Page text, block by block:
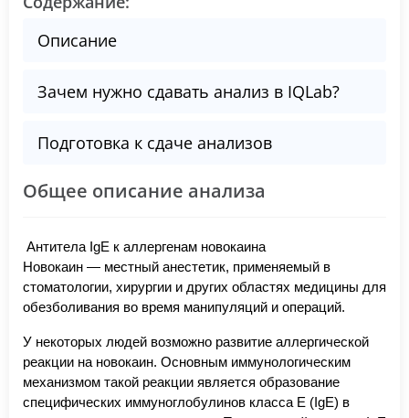
Описание
Зачем нужно сдавать анализ в IQLab?
Подготовка к сдаче анализов
Общее описание анализа
Антитела IgE к аллергенам новокаина
Новокаин — местный анестетик, применяемый в
стоматологии, хирургии и других областях медицины для
обезболивания во время манипуляций и операций.
У некоторых людей возможно развитие аллергической
реакции на новокаин. Основным иммунологическим
механизмом такой реакции является образование
специфических иммуноглобулинов класса E (IgE) в